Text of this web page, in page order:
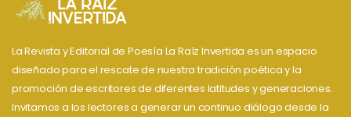
La Revista y Editorial de Poesía La Raíz Invertida es un espacio
diseñado para el rescate de nuestra tradición poética y la
promoción de escritores de diferentes latitudes y generaciones.
Invitamos a los lectores a generar un continuo diálogo desde la